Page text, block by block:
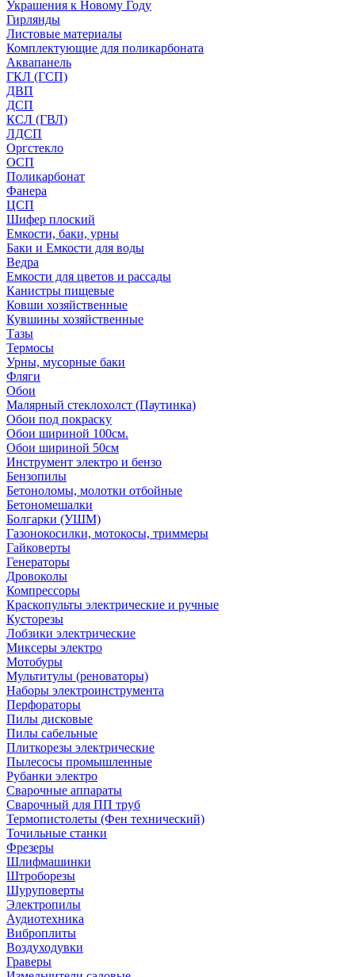
Украшения к Новому Году
Гирлянды
Листовые материалы
Комплектующие для поликарбоната
Аквапанель
ГКЛ (ГСП)
ДВП
ДСП
КСЛ (ГВЛ)
ЛДСП
Оргстекло
ОСП
Поликарбонат
Фанера
ЦСП
Шифер плоский
Емкости, баки, урны
Баки и Емкости для воды
Ведра
Емкости для цветов и рассады
Канистры пищевые
Ковши хозяйственные
Кувшины хозяйственные
Тазы
Термосы
Урны, мусорные баки
Фляги
Обои
Малярный стеклохолст (Паутинка)
Обои под покраску
Обои шириной 100см.
Обои шириной 50см
Инструмент электро и бензо
Бензопилы
Бетоноломы, молотки отбойные
Бетономешалки
Болгарки (УШМ)
Газонокосилки, мотокосы, триммеры
Гайковерты
Генераторы
Дровоколы
Компрессоры
Краскопульты электрические и ручные
Кусторезы
Лобзики электрические
Миксеры электро
Мотобуры
Мультитулы (реноваторы)
Наборы электроинструмента
Перфораторы
Пилы дисковые
Пилы сабельные
Плиткорезы электрические
Пылесосы промышленные
Рубанки электро
Сварочные аппараты
Сварочный для ПП труб
Термопистолеты (Фен технический)
Точильные станки
Фрезеры
Шлифмашинки
Штроборезы
Шуруповерты
Электропилы
Аудиотехника
Виброплиты
Воздуходувки
Граверы